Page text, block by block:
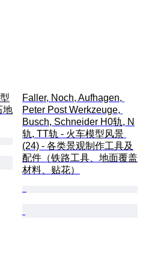
地
Faller, Noch, Aufhagen,
Peter Post Werkzeuge,
Busch, Schneider H0轨, N
轨, TT轨 - 火车模型风景
(24) - 各类景观制作工具及
配件（铁路工具、地面覆盖
材料、贴花）